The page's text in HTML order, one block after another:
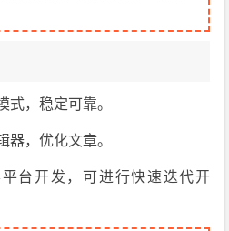
式，稳定可靠。
器，优化文章。
台开发，可进行快速迭代开